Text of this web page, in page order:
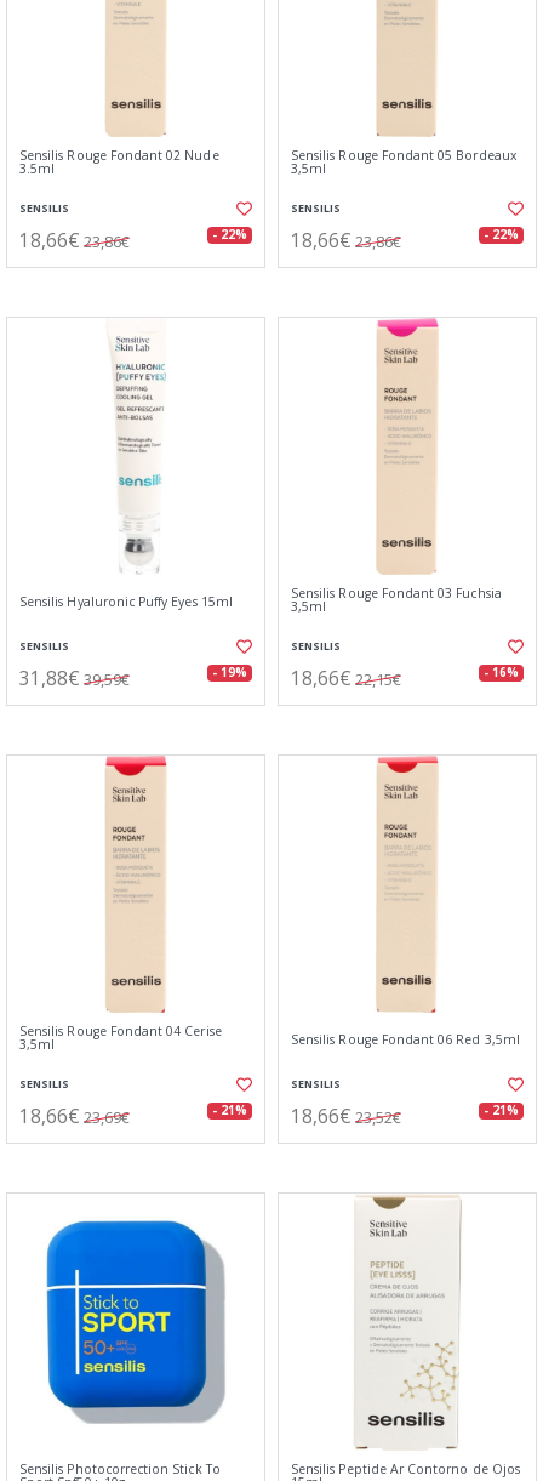
Sensilis Rouge Fondant 02 Nude
3.5ml
SENSILIS
18,66€ 23,86€ - 22%
Sensilis Rouge Fondant 05 Bordeaux
3,5ml
SENSILIS
18,66€ 23,86€ - 22%
Sensilis Hyaluronic Puffy Eyes 15ml
SENSILIS
31,88€ 39,59€ - 19%
Sensilis Rouge Fondant 03 Fuchsia
3,5ml
SENSILIS
18,66€ 22,15€ - 16%
Sensilis Rouge Fondant 04 Cerise
3,5ml
SENSILIS
18,66€ 23,69€ - 21%
Sensilis Rouge Fondant 06 Red 3,5ml
SENSILIS
18,66€ 23,52€ - 21%
Sensilis Photocorrection Stick To Sensilis Peptide Ar Contorno de Ojos